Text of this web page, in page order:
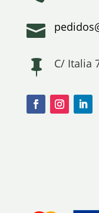

 C/ Italia